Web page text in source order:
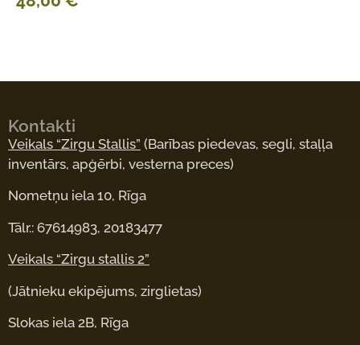
Kontakti
Veikals “Zirgu Stallis” (Barības piedevas, segli, staļļa
inventārs, apģērbi, vesterna preces)
Nometņu iela 10, Rīga
Tālr.: 67614983, 20183477
Veikals “Zirgu stallis 2”
(Jātnieku ekipējums, zirglietas)
Slokas iela 2B, Rīga